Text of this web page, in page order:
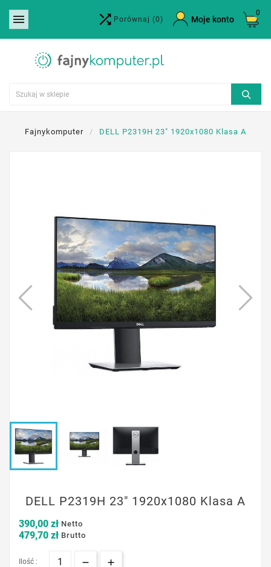
  Porównaj (0) Moje konto
0
Fajnykomputer DELL P2319H 23" 1920x1080 Klasa A
DELL P2319H 23" 1920x1080 Klasa A
390,00 zł Netto
479,70 zł Brutto
Ilość :
Utwórz listę życzeń ×
Nazwa listy życzeń
Anuluj Utwórz listę życzeń